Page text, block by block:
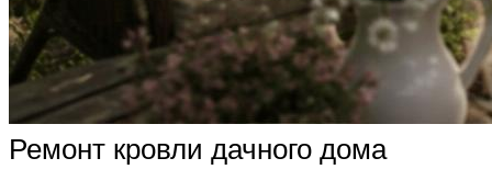
Ремонт кровли дачного дома